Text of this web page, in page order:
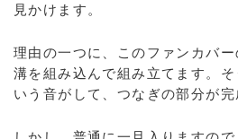
見かけます。
理由の一つに、このファンカバ
溝を組み込んで組み立てます。
いう音がして、つなぎの部分が完